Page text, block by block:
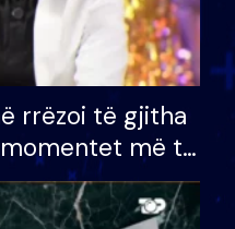
rrëzoi të gjitha
më të
BB VIP: Do më
kur…